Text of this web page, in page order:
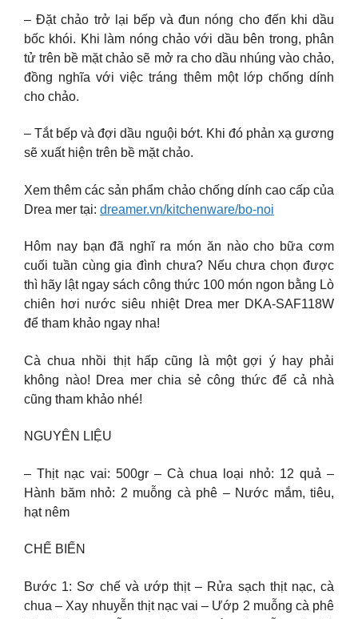
– Đặt chảo trở lại bếp và đun nóng cho đến khi dầu
bốc khói. Khi làm nóng chảo với dầu bên trong, phân
tử trên bề mặt chảo sẽ mở ra cho dầu nhúng vào chảo,
đồng nghĩa với việc tráng thêm một lớp chống dính
cho chảo.
– Tắt bếp và đợi dầu nguội bớt. Khi đó phản xạ gương
sẽ xuất hiện trên bề mặt chảo.
Xem thêm các sản phẩm chảo chống dính cao cấp của
Drea mer tại: dreamer.vn/kitchenware/bo-noi
Hôm nay bạn đã nghĩ ra món ăn nào cho bữa cơm
cuối tuần cùng gia đình chưa? Nếu chưa chọn được
thì hãy lật ngay sách công thức 100 món ngon bằng Lò
chiên hơi nước siêu nhiệt Drea mer DKA-SAF118W
để tham khảo ngay nha!
Cà chua nhồi thịt hấp cũng là một gợi ý hay phải
không nào! Drea mer chia sẻ công thức để cả nhà
cũng tham khảo nhé!
NGUYÊN LIỆU
– Thịt nạc vai: 500gr – Cà chua loại nhỏ: 12 quả –
Hành băm nhỏ: 2 muỗng cà phê – Nước mắm, tiêu,
hạt nêm
CHẾ BIẾN
Bước 1: Sơ chế và ướp thịt – Rửa sạch thịt nạc, cà
chua – Xay nhuyễn thịt nạc vai – Ướp 2 muỗng cà phê